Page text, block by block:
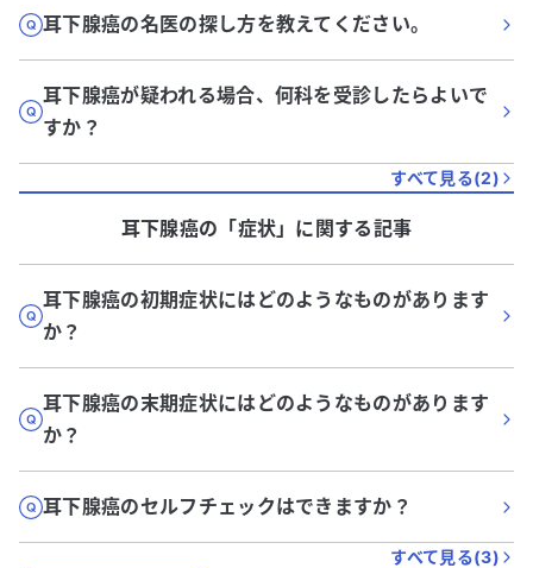
耳下腺癌の名医の探し方を教えてください。
耳下腺癌が疑われる場合、何科を受診したらよいで
すか？
すべて見る(2)
耳下腺癌の「症状」に関する記事
耳下腺癌の初期症状にはどのようなものがあります
か？
耳下腺癌の末期症状にはどのようなものがあります
か？
耳下腺癌のセルフチェックはできますか？
すべて見る(3)